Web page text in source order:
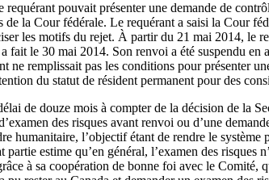
requérant pouvait présenter une demande de
de la Cour fédérale. Le requérant a saisi la Cour
les motifs du rejet. À partir du 21 mai 2014, le
fait le 30 mai 2014. Son renvoi a été suspendu en
ne remplissait pas les conditions pour présenter
du statut de résident permanent pour des
de douze mois à compter de la décision de la
des risques avant renvoi ou d’une
humanitaire, l’objectif étant de rendre le système
partie estime qu’en général, l’examen des risques
à sa coopération de bonne foi avec le Comité,